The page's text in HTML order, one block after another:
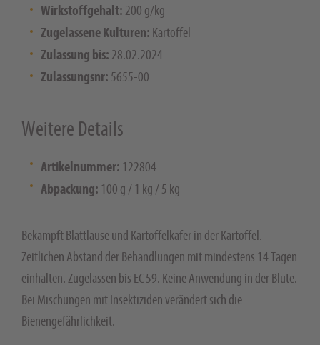
Wirkstoffgehalt: 200 g/kg
Zugelassene Kulturen: Kartoffel
Zulassung bis: 28.02.2024
Zulassungsnr: 5655-00
Weitere Details
Artikelnummer: 122804
Abpackung: 100 g / 1 kg / 5 kg
Bekämpft Blattläuse und Kartoffelkäfer in der Kartoffel.
Zeitlichen Abstand der Behandlungen mit mindestens 14 Tagen
einhalten. Zugelassen bis EC 59. Keine Anwendung in der Blüte.
Bei Mischungen mit Insektiziden verändert sich die
Bienengefährlichkeit.